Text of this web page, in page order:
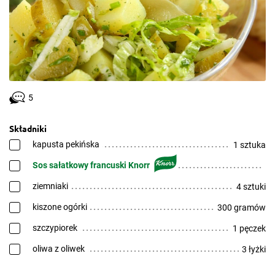
5
Składniki
kapusta pekińska 1 sztuka
Sos sałatkowy francuski Knorr
ziemniaki 4 sztuki
kiszone ogórki 300 gramów
szczypiorek 1 pęczek
oliwa z oliwek 3 łyżki